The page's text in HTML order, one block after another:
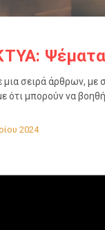
μια σειρά άρθρων, με
ότι μπορούν να
2024